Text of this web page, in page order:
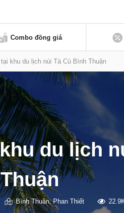
Combo đồng giá
tại khu du lịch núi Tà Cú Bình Thuận
du lịch
Thuận
Bình Thuận,Phan Thiết